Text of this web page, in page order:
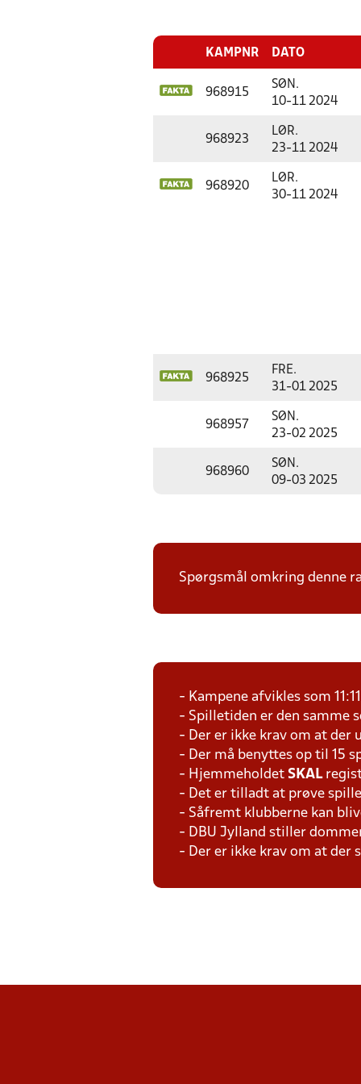
KAMPNR DATO
968915
SØN.
10-11 2024
968923
LØR.
23-11 2024
968920
LØR.
30-11 2024
968925
FRE.
31-01 2025
968957
SØN.
23-02 2025
968960
SØN.
09-03 2025
Spørgsmål omkring denne
- Kampene afvikles som
- Spilletiden er den samme
- Der er ikke krav om at der
- Der må benyttes op til 15
- Hjemmeholdet SKAL
- Det er tilladt at prøve
- Såfremt klubberne kan
- DBU Jylland stiller
- Der er ikke krav om at